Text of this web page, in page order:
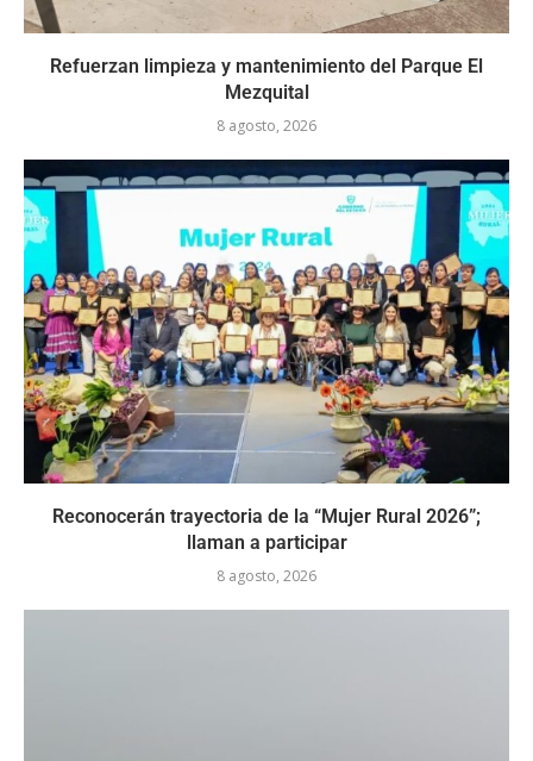
Refuerzan limpieza y mantenimiento del Parque El
Mezquital
8 agosto, 2026
Reconocerán trayectoria de la “Mujer Rural 2026”;
llaman a participar
8 agosto, 2026